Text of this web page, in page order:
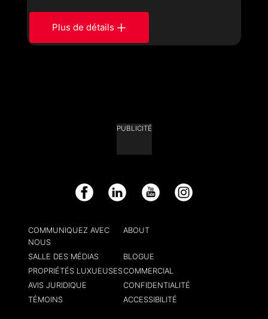
Plus de détails
PUBLICITÉ
Facebook LinkedIn YouTube Instagram
COMMUNIQUEZ AVEC
NOUS
ABOUT
SALLE DES MÉDIAS
BLOGUE
PROPRIÉTÉS LUXUEUSESCOMMERCIAL
AVIS JURIDIQUE
CONFIDENTIALITÉ
TÉMOINS
ACCESSIBILITÉ